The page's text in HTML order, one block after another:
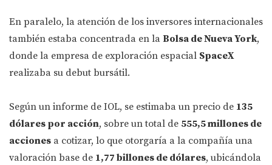
En paralelo, la atención de los inversores internacionales
también estaba concentrada en la Bolsa de Nueva York,
donde la empresa de exploración espacial SpaceX
realizaba su debut bursátil.
Según un informe de IOL, se estimaba un precio de 135
dólares por acción, sobre un total de 555,5 millones de
acciones a cotizar, lo que otorgaría a la compañía una
valoración base de 1,77 billones de dólares, ubicándola